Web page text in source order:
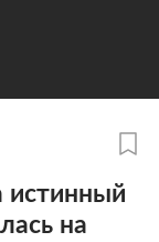
истинный
на